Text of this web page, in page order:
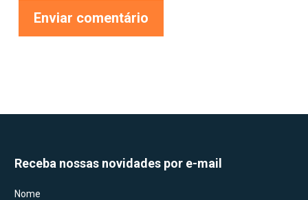
Receba nossas novidades por e-mail
Nome